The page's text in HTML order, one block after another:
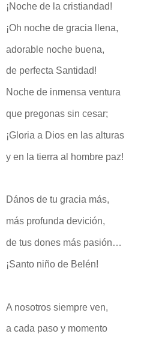
¡Noche de la cristiandad!
¡Oh noche de gracia llena,
adorable noche buena,
de perfecta Santidad!
Noche de inmensa ventura
que pregonas sin cesar;
¡Gloria a Dios en las alturas
y en la tierra al hombre paz!
Dános de tu gracia más,
más profunda devición,
de tus dones más pasión…
¡Santo niño de Belén!
A nosotros siempre ven,
a cada paso y momento